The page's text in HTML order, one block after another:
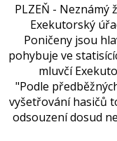
PLZEŇ - Neznámý
Exekutorský
Poničeny jsou
pohybuje ve
mluvčí
"Podle
vyšetřování hasičů
odsouzení dosud